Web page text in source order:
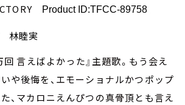
Product ID:TFCC-89758
林睦実
言えばよかった』主題歌。もう会え
や後悔を、エモーショナルかつポップ
、マカロニえんぴつの真骨頂とも言え